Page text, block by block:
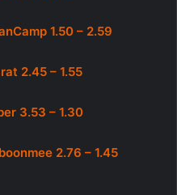
1.50 – 2.59
2.45 – 1.55
3.53 – 1.30
2.76 – 1.45